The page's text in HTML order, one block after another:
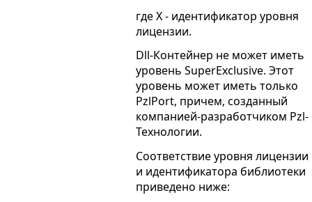
где X - идентификатор уровня
лицензии.
Dll-Контейнер не может иметь
уровень SuperExclusive. Этот
уровень может иметь только
PzlPort, причем, созданный
компанией-разработчиком Pzl-
Технологии.
Соответствие уровня лицензии
и идентификатора библиотеки
приведено ниже: